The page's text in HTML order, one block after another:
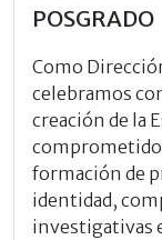
POSGRADO
Como
celebramos
creación de la
formación de
identidad,
investigativas